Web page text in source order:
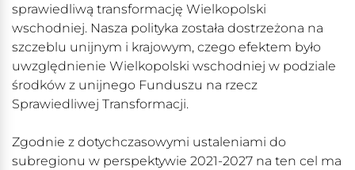
sprawiedliwą transformację Wielkopolski
wschodniej. Nasza polityka została dostrzeżona na
szczeblu unijnym i krajowym, czego efektem było
uwzględnienie Wielkopolski wschodniej w podziale
środków z unijnego Funduszu na rzecz
Sprawiedliwej Transformacji.
Zgodnie z dotychczasowymi ustaleniami do
subregionu w perspektywie 2021-2027 na ten cel ma